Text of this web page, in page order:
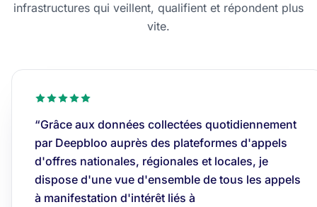
infrastructures qui veillent, qualifient et répondent plus
vite.
“Grâce aux données collectées quotidiennement
par Deepbloo auprès des plateformes d'appels
d'offres nationales, régionales et locales, je
dispose d'une vue d'ensemble de tous les appels
à manifestation d'intérêt liés à